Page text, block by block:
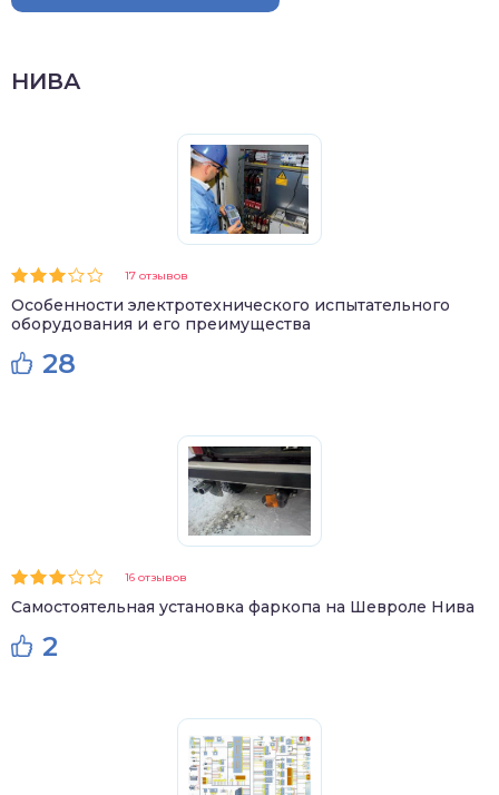
НИВА
17 отзывов
Особенности электротехнического испытательного
оборудования и его преимущества
28
16 отзывов
Самостоятельная установка фаркопа на Шевроле Нива
2